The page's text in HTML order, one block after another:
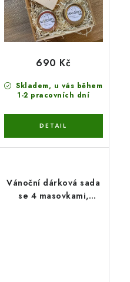
Skladem, u vás během
1-2 pracovních dní
690 Kč
Vánoční dárková sada
se 4 masovkami,